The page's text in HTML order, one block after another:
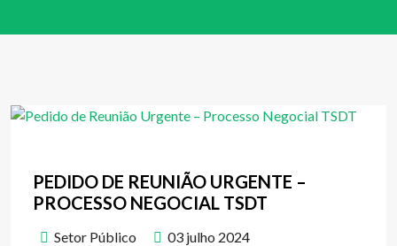
PEDIDO DE REUNIÃO URGENTE –
PROCESSO NEGOCIAL TSDT
Setor Público 03 julho 2024